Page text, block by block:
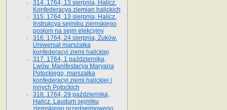
314. 1764, 13 sierpnia, Halicz.
Konfederacya ziemian halickich
315. 1764, 13 sierpnia, Halicz.
Instrukcya sejmiku ziemskiego
posłom na sejm elekcyjny
316. 1764, 24 sierpnia, Żuków.
Uniwersał marszałka
konfederacyi ziemi halickiej
317. 1764, 1 października,
Lwów. Manifestacya Maryana
Potockiego, marszałka
konfederacyi ziemi halickiej i
innych Potockich
318. 1764, 29 października,
Halicz. Laudum sejmiku
ziemskiego przedsejmowego